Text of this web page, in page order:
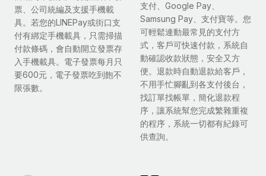
票、公司統編及支援手機載
具。若您的LINEPay或街口支
付有綁定手機載具，只需掃描
付款條碼，會自動開立發票存
入手機載具。電子發票每月只
要600元，電子發票吃到飽不
限張數。
支付、Google Pay、
Samsung Pay、支付寶等。您
可輕鬆連動最常見的支付方
式，客戶可快速付款，系統自
動確認收款狀態，安全又方
便。退款時自動退款給客戶，
不用手忙腳亂到各支付後台，
找訂單找帳單，簡化退款程
序，讓系統幫您完成繁雜重複
的程序，系統一切都有紀錄可
供查詢。